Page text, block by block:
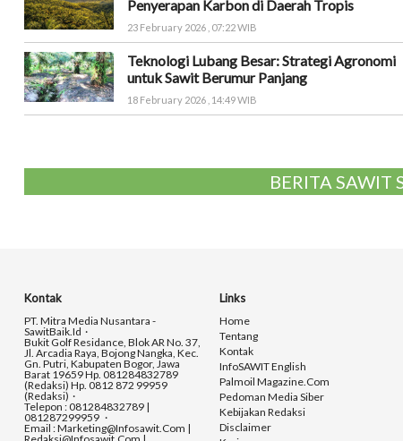
Penyerapan Karbon di Daerah Tropis
23 February 2026 , 07:22 WIB
Teknologi Lubang Besar: Strategi Agronomi
untuk Sawit Berumur Panjang
18 February 2026 , 14:49 WIB
BERITA SAWIT
Kontak
PT. Mitra Media Nusantara -
SawitBaik.id
Bukit Golf Residance, Blok AR No. 37,
Jl. Arcadia Raya, Bojong Nangka, Kec.
Gn. Putri, Kabupaten Bogor, Jawa
Barat 19659 Hp. 081284832789
(Redaksi) Hp. 0812 872 99959
(Redaksi)
Telepon : 081284832789 |
081287299959
Email : Marketing@infosawit.com |
Links
Home
Tentang
Kontak
InfoSAWIT English
Palmoil Magazine.com
Pedoman Media Siber
Kebijakan Redaksi
Disclaimer